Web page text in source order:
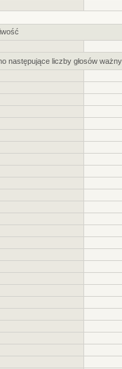
następujące liczby głosów